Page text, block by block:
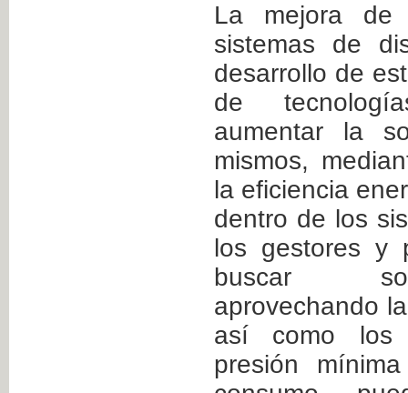
La mejora
sistemas de
desarrollo de
de
aumentar la
mismos,
la eficiencia
dentro de los
los gestores y
buscar
aprovechando
así como los
presión